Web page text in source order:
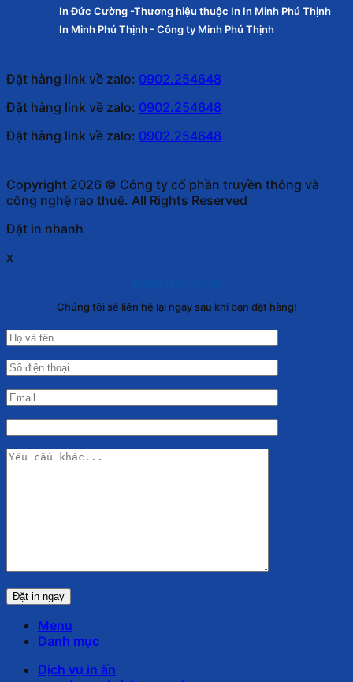
In Đức Cường -Thương hiệu thuộc In In Minh Phú Thịnh
In Minh Phú Thịnh - Công ty Minh Phú Thịnh
Đặt hàng link về zalo: 0902.254648
Đặt hàng link về zalo: 0902.254648
Đặt hàng link về zalo: 0902.254648
Copyright 2026 © Công ty cổ phần truyền thông và
công nghệ rao thuê. All Rights Reserved
Đặt in nhanh
x
Chúng tôi sẽ liên hệ lại ngay sau khi bạn đặt hàng!
Menu
Danh mục
Dịch vụ in ấn